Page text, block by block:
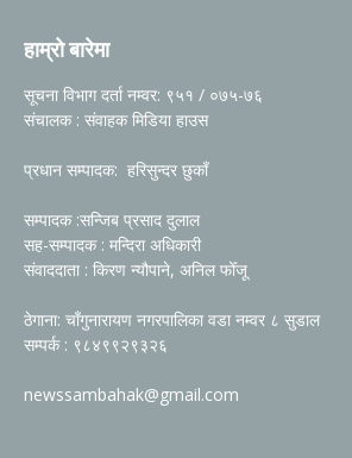
हाम्रो बारेमा
सूचना विभाग दर्ता नम्वर: ९५१ / ०७५-७६
संचालक : संवाहक मिडिया हाउस
प्रधान सम्पादक: हरिसुन्दर छुकाँ
सम्पादक :सन्जिब प्रसाद दुलाल
सह-सम्पादक : मन्दिरा अधिकारी
संवाददाता : किरण न्यौपाने, अनिल फोँजू
ठेगाना: चाँगुनारायण नगरपालिका वडा नम्वर ८ सुडाल
सम्पर्क : ९८४९९२९३२६
newssambahak@gmail.com